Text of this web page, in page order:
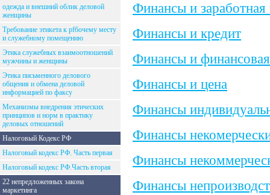
одежда и внешний облик деловой
женщины
Требование этикета к рfбочему месту
и служебному помещению
Этика служебных взаимоотношений
мужчины и женщины
Этика письменного делового
общения и обмена деловой
информацией по факсу
Механизмы внедрения этических
принципов и норм в практику
деловых отношений
Налоговый Кодекс РФ
Налоговый кодекс РФ. Часть первая
Налоговый кодекс РФ.Часть вторая
22 непредложенных закона
маркетинга
Финансы и заработная
Финансы и кредит
Финансы и
Финансы и цена
Финансы
Финансы
Финансы
Финансы